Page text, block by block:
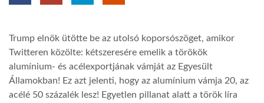
AFRIKA TUDÁSTÁR
A NAP SZÉPE
LINKTR.EE
Trump elnök ütötte be az utolsó koporsószöget, amikor
Twitteren közölte: kétszeresére emelik a törökök
alumínium- és acélexportjának vámját az Egyesült
Államokban! Ez azt jelenti, hogy az alumínium vámja 20, az
acélé 50 százalék lesz! Egyetlen pillanat alatt a török líra